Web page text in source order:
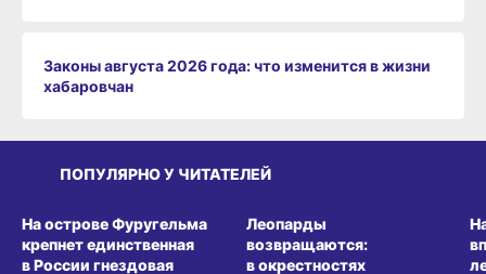
Законы августа 2026 года: что изменится в жизни
хабаровчан
ПОПУЛЯРНО У ЧИТАТЕЛЕЙ
На острове Фуругельма
крепнет единственная
в России гнездовая
Леопарды
возвращаются:
в окрестностях